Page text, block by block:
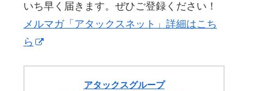
いち早く届きます。ぜひご登録ください！
メルマガ「アタックスネット」詳細はこち
ら
アタックスグループ